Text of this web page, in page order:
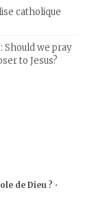
catholique
we pray
to Jesus?
de Dieu ? •